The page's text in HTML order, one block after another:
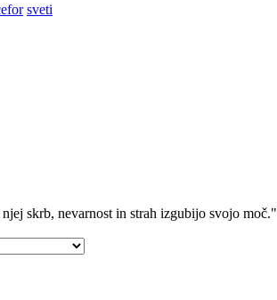
sveti
skrb, nevarnost in strah izgubijo svojo moč."